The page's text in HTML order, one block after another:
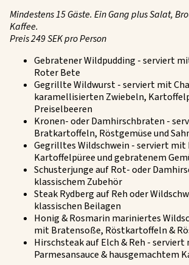
Mindestens 15 Gäste. Ein Gang plus Salat,
Kaffee.
Preis 249 SEK pro Person
Gebratener Wildpudding - serviert
Roter Bete
Gegrillte Wildwurst - serviert mit
karamellisierten Zwiebeln,
Preiselbeeren
Kronen- oder Damhirschbraten -
Bratkartoffeln, Röstgemüse und
Gegrilltes Wildschwein - serviert mit
Kartoffelpüree und gebratenem
Schusterjunge auf Rot- oder
klassischem Zubehör
Steak Rydberg auf Reh oder
klassischen Beilagen
Honig & Rosmarin mariniertes
mit Bratensoße, Röstkartoffeln &
Hirschsteak auf Elch & Reh -
Parmesansauce & hausgemachtem